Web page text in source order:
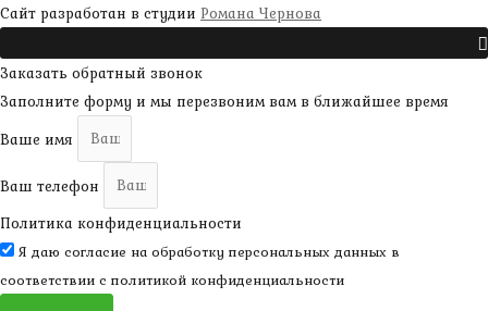
Сайт разработан в студии Романа Чернова
Заказать обратный звонок
Заполните форму и мы перезвоним вам в ближайшее время
Ваше имя
Ваш телефон
Политика конфиденциальности
Я даю согласие на обработку персональных данных в
соответствии с политикой конфиденциальности